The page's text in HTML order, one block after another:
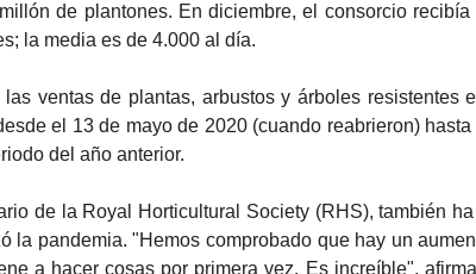
de plantones. En diciembre, el consorcio recibía
la media es de 4.000 al día.
ventas de plantas, arbustos y árboles resistentes
el 13 de mayo de 2020 (cuando reabrieron) hasta
del año anterior.
de la Royal Horticultural Society (RHS), también
la pandemia. "Hemos comprobado que hay un
a hacer cosas por primera vez. Es increíble",